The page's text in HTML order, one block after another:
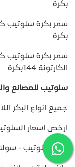
بكرة
بكرة
الكارتونة 144بكرة
سلوتيب للمصانع
جميع انواع البكر
ارخص اسعار
لصق سلوتيب -